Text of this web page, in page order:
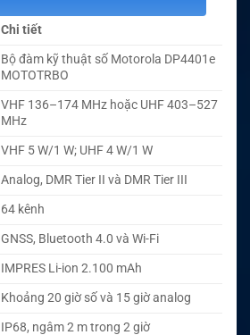
Chi tiết
Bộ đàm kỹ thuật số Motorola DP4401e
MOTOTRBO
VHF 136–174 MHz hoặc UHF 403–527
MHz
VHF 5 W/1 W; UHF 4 W/1 W
Analog, DMR Tier II và DMR Tier III
64 kênh
GNSS, Bluetooth 4.0 và Wi-Fi
IMPRES Li-ion 2.100 mAh
Khoảng 20 giờ số và 15 giờ analog
IP68, ngâm 2 m trong 2 giờ